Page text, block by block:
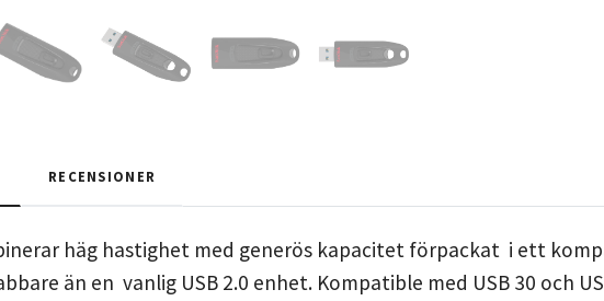
RECENSIONER
häg hastighet med generös kapacitet förpackat i ett
än en vanlig USB 2.0 enhet. Kompatible med USB 30 och